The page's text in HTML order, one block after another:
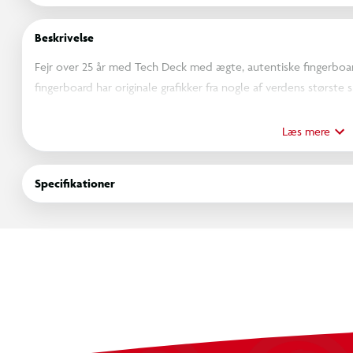
Beskrivelse
Fejr over 25 år med Tech Deck med ægte, autentiske
fingerboard har originale grafikker fra nogle af verdens største
du behøver for at bygge 3 custom boards, inklusive ekstra
tilpasse dem præcis, som du vil. Genskab dine yndlingstricks
professionelle gør. Kør og grind dine nye fingerboards på X-
Pyramid Shredder 2.0 ramperne (sælges separat) for at lave
Læs mere
Specifikationer